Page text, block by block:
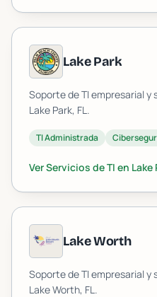
Lake Park
Soporte de TI empresarial
Lake Park, FL.
TI Administrada
Ver Servicios de TI en Lake
Lake Worth
Soporte de TI empresarial
Lake Worth, FL.